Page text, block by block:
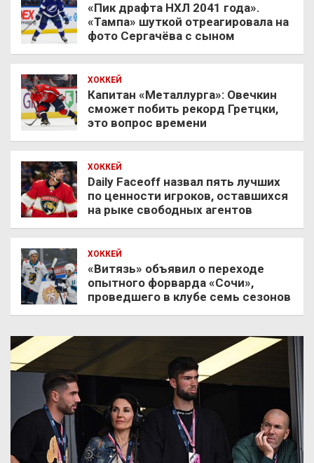
«Пик драфта НХЛ 2041 года».
«Тампа» шуткой отреагировала на
фото Сергачёва с сыном
ХОККЕЙ
Капитан «Металлурга»: Овечкин
сможет побить рекорд Гретцки,
это вопрос времени
ХОККЕЙ
Daily Faceoff назвал пять лучших
по ценности игроков, оставшихся
на рыке свободных агентов
ХОККЕЙ
«Витязь» объявил о переходе
опытного форварда «Сочи»,
проведшего в клубе семь сезонов